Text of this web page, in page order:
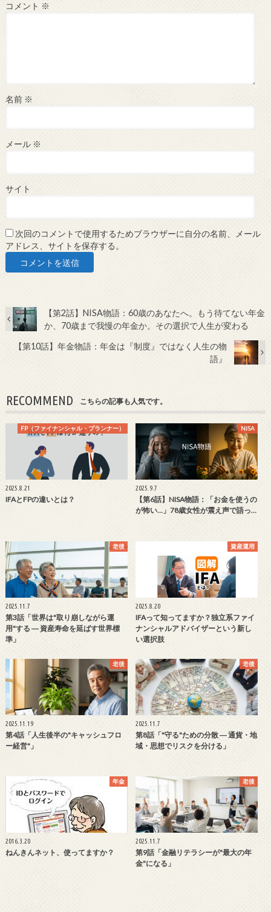
コメント ※
名前 ※
メール ※
サイト
次回のコメントで使用するためブラウザーに自分の名前、メール
アドレス、サイトを保存する。
【第2話】NISA物語：60歳のあなたへ。もう待てない年金
か、70歳まで我慢の年金か。その選択で人生が変わる
【第10話】年金物語：年金は『制度』ではなく人生の物
語』
RECOMMEND こちらの記事も人気です。
FP（ファイナンシャル・プランナー）
2025.8.21
IFAとFPの違いとは？
NISA
2025.9.7
【第6話】NISA物語：「お金を使うの
が怖い…」78歳女性が震え声で語っ…
老後
2025.11.7
第3話「世界は"取り崩しながら運
用"する ― 資産寿命を延ばす世界標
準」
資産運用
2025.8.20
IFAって知ってますか？独立系ファイ
ナンシャルアドバイザーという新し
い選択肢
老後
2025.11.19
第4話「人生後半の"キャッシュフロ
ー経営"」
老後
2025.11.7
第8話「"守る"ための分散 ― 通貨・地
域・思想でリスクを分ける」
年金
2016.3.20
ねんきんネット、使ってますか？
老後
2025.11.7
第9話「金融リテラシーが"最大の年
金"になる」